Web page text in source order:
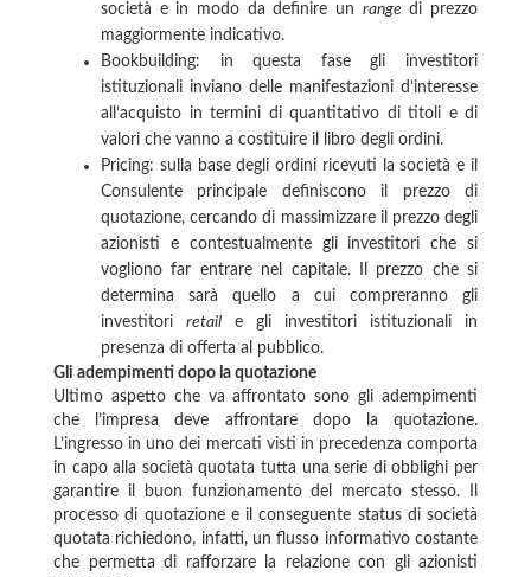
società e in modo da definire un range di prezzo
maggiormente indicativo.
Bookbuilding: in questa fase gli investitori
istituzionali inviano delle manifestazioni d’interesse
all’acquisto in termini di quantitativo di titoli e di
valori che vanno a costituire il libro degli ordini.
Pricing: sulla base degli ordini ricevuti la società e il
Consulente principale definiscono il prezzo di
quotazione, cercando di massimizzare il prezzo degli
azionisti e contestualmente gli investitori che si
vogliono far entrare nel capitale. Il prezzo che si
determina sarà quello a cui compreranno gli
investitori retail e gli investitori istituzionali in
presenza di offerta al pubblico.
Gli adempimenti dopo la quotazione
Ultimo aspetto che va affrontato sono gli adempimenti
che l’impresa deve affrontare dopo la quotazione.
L’ingresso in uno dei mercati visti in precedenza comporta
in capo alla società quotata tutta una serie di obblighi per
garantire il buon funzionamento del mercato stesso. Il
processo di quotazione e il conseguente status di società
quotata richiedono, infatti, un flusso informativo costante
che permetta di rafforzare la relazione con gli azionisti